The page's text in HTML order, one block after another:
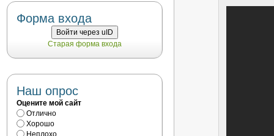
Форма входа
Войти через uID
Старая форма входа
Наш опрос
Оцените мой сайт
Отлично
Хорошо
Неплохо